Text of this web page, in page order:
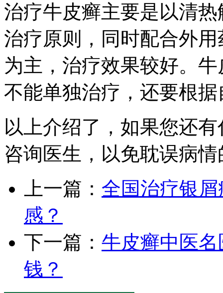
治疗牛皮癣主要是以清
治疗原则，同时配合外
为主，治疗效果较好。
不能单独治疗，还要根
以上介绍了，如果您还
咨询医生，以免耽误病
上一篇： 全国治疗银
感？
下一篇： 牛皮癣中医
钱？